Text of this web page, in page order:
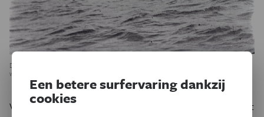
De samenwerking ging ver. Sommige orka's sloegen met hun staart voor het
walvisstation om de walvisjagers te waarschuwen voor een aankomende jacht.
Vanaf 1844 namen Europese walvisvaarders Thaua in dienst
Een betere surfervaring dankzij
cookies